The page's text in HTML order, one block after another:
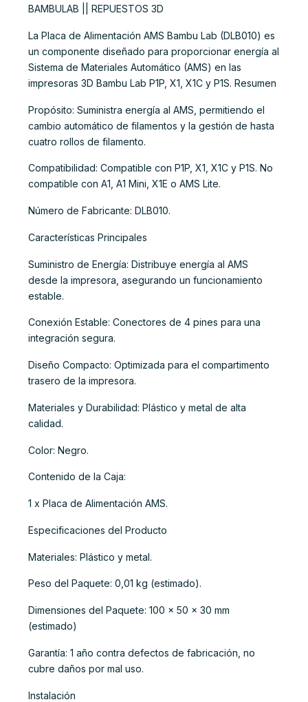
BAMBULAB || REPUESTOS 3D
La Placa de Alimentación AMS Bambu Lab (DLB010) es
un componente diseñado para proporcionar energía al
Sistema de Materiales Automático (AMS) en las
impresoras 3D Bambu Lab P1P, X1, X1C y P1S. Resumen
Propósito: Suministra energía al AMS, permitiendo el
cambio automático de filamentos y la gestión de hasta
cuatro rollos de filamento.
Compatibilidad: Compatible con P1P, X1, X1C y P1S. No
compatible con A1, A1 Mini, X1E o AMS Lite.
Número de Fabricante: DLB010.
Características Principales
Suministro de Energía: Distribuye energía al AMS
desde la impresora, asegurando un funcionamiento
estable.
Conexión Estable: Conectores de 4 pines para una
integración segura.
Diseño Compacto: Optimizada para el compartimento
trasero de la impresora.
Materiales y Durabilidad: Plástico y metal de alta
calidad.
Color: Negro.
Contenido de la Caja:
1 x Placa de Alimentación AMS.
Especificaciones del Producto
Materiales: Plástico y metal.
Peso del Paquete: 0,01 kg (estimado).
Dimensiones del Paquete: 100 x 50 x 30 mm
(estimado)
Garantía: 1 año contra defectos de fabricación, no
cubre daños por mal uso.
Instalación